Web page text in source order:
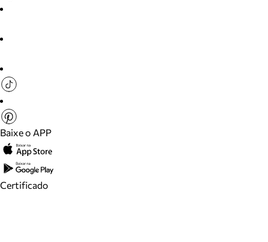
Baixe o APP
Certificado